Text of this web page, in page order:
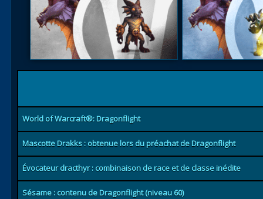
World of Warcraft®: Dragonflight
Mascotte Drakks : obtenue lors du préachat de Dragonflight
Évocateur dracthyr : combinaison de race et de classe inédite
Sésame : contenu de Dragonflight (niveau 60)